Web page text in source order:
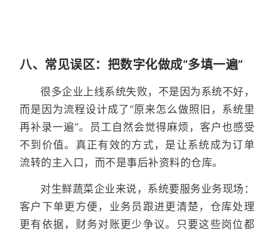
八、常见误区：把数字化做成“多填一遍”
很多企业上线系统失败，不是因为系统不好，
而是因为流程设计成了“原来怎么做照旧，系统里
再补录一遍”。员工自然会觉得麻烦，客户也感受
不到价值。真正有效的方式，是让系统成为订单
流转的主入口，而不是事后补资料的仓库。
对生鲜蔬菜企业来说，系统要服务业务现场：
客户下单更方便，业务员跟进更清楚，仓库处理
更有依据，财务对账更少争议。只要这些岗位都